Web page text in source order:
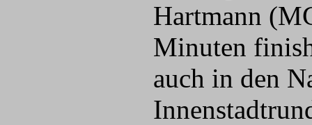
Hartmann
Minuten
auch in den